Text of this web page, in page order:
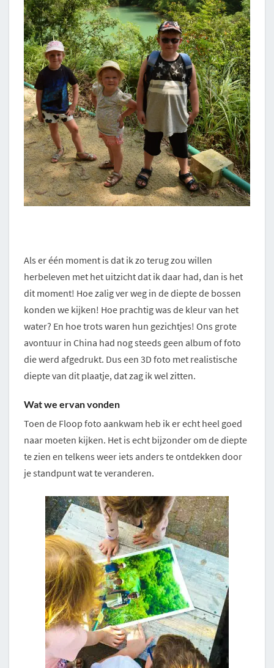
Als er één moment is dat ik zo terug zou willen
herbeleven met het uitzicht dat ik daar had, dan is het
dit moment! Hoe zalig ver weg in de diepte de bossen
konden we kijken! Hoe prachtig was de kleur van het
water? En hoe trots waren hun gezichtjes! Ons grote
avontuur in China had nog steeds geen album of foto
die werd afgedrukt. Dus een 3D foto met realistische
diepte van dit plaatje, dat zag ik wel zitten.
Wat we ervan vonden
Toen de Floop foto aankwam heb ik er echt heel goed
naar moeten kijken. Het is echt bijzonder om de diepte
te zien en telkens weer iets anders te ontdekken door
je standpunt wat te veranderen.